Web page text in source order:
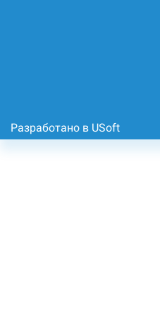
Разработано в USoft